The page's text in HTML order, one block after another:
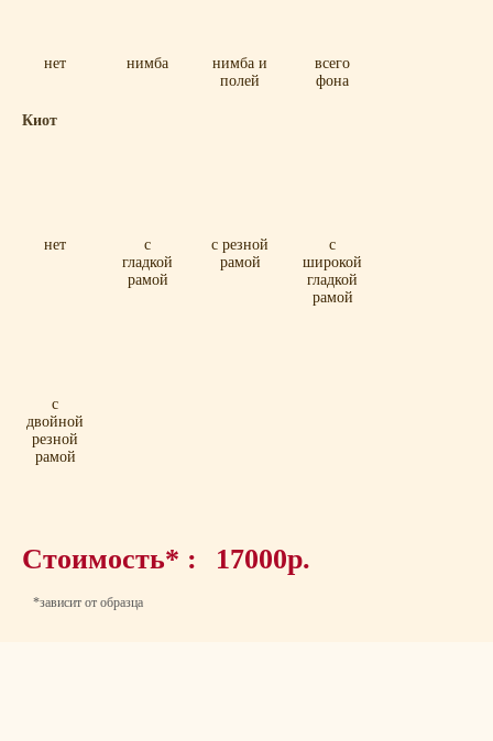
нет нимба
нимба и
полей
всего
фона
Киот
нет
с
гладкой
рамой
с резной
рамой
с
широкой
гладкой
рамой
с
двойной
резной
рамой
Стоимость* : 17000р.
*зависит от образца